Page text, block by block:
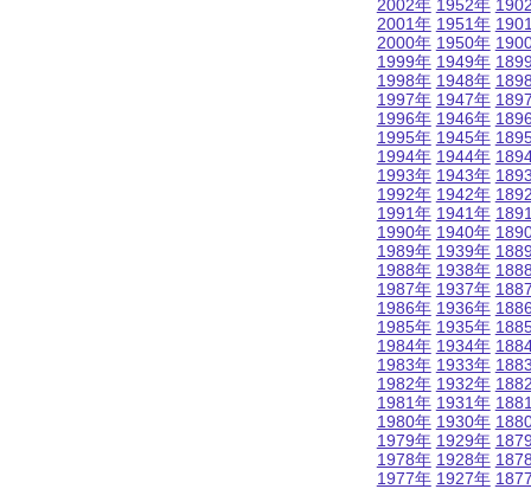
2002年
2001年
2000年
1999年
1998年
1997年
1996年
1995年
1994年
1993年
1992年
1991年
1990年
1989年
1988年
1987年
1986年
1985年
1984年
1983年
1982年
1981年
1980年
1979年
1978年
1977年
1952年
1951年
1950年
1949年
1948年
1947年
1946年
1945年
1944年
1943年
1942年
1941年
1940年
1939年
1938年
1937年
1936年
1935年
1934年
1933年
1932年
1931年
1930年
1929年
1928年
1927年